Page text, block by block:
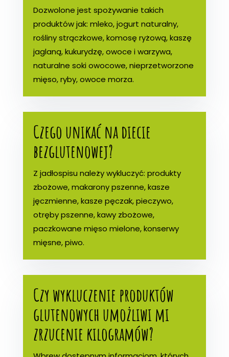
Dozwolone jest spożywanie takich
produktów jak: mleko, jogurt naturalny,
rośliny strączkowe, komosę ryżową, kaszę
jaglaną, kukurydzę, owoce i warzywa,
naturalne soki owocowe, nieprzetworzone
mięso, ryby, owoce morza.
Czego unikać na diecie
bezglutenowej?
Z jadłospisu należy wykluczyć: produkty
zbożowe, makarony pszenne, kasze
jęczmienne, kasze pęczak, pieczywo,
otręby pszenne, kawy zbożowe,
paczkowane mięso mielone, konserwy
mięsne, piwo.
Czy wykluczenie produktów
glutenowych umożliwi mi
zrzucenie kilogramów?